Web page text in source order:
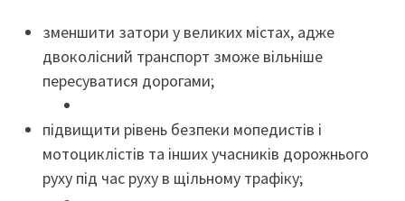
зменшити затори у великих містах, адже
двоколісний транспорт зможе вільніше
пересуватися дорогами;
підвищити рівень безпеки мопедистів і
мотоциклістів та інших учасників дорожнього
руху під час руху в щільному трафіку;